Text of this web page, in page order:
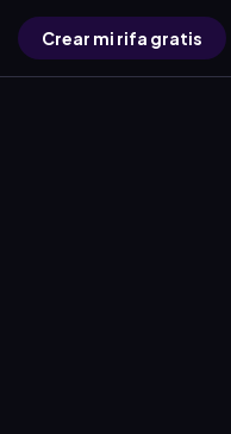
Crear mi rifa gratis